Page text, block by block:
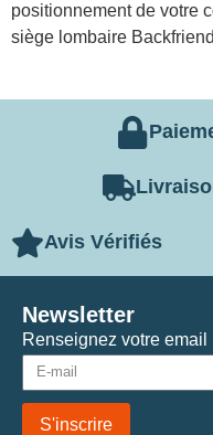
positionnement de votre
siège lombaire
Avis Vérifiés
Renseignez votre email
S'inscrire
Newsletter